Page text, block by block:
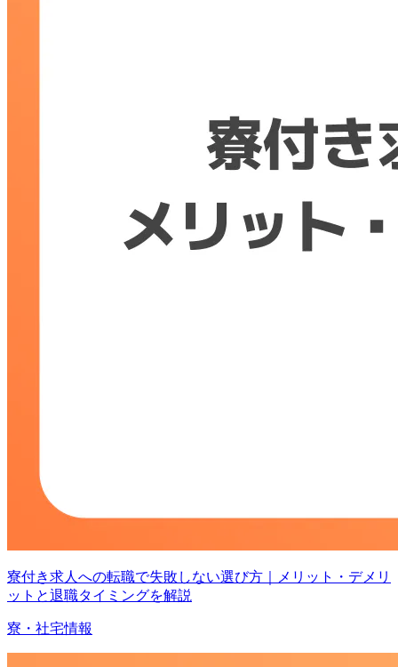
寮付き求人への転職で失敗しない選び方｜メリット・デメリ
ットと退職タイミングを解説
寮・社宅情報